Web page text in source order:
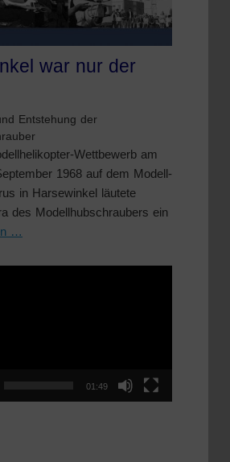
war nur der
Entstehung der
Wettbewerb am
1968 auf dem Modell-
in Harsewinkel läutete
des Modellhubschraubers ein
…
01:49